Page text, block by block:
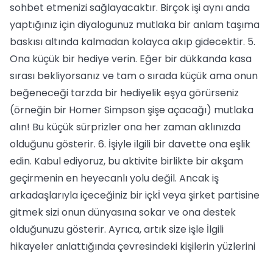
sohbet etmenizi sağlayacaktır. Birçok işi aynı anda
yaptığınız için diyalogunuz mutlaka bir anlam taşıma
baskısı altında kalmadan kolayca akıp gidecektir. 5.
Ona küçük bir hediye verin. Eğer bir dükkanda kasa
sırası bekliyorsanız ve tam o sırada küçük ama onun
beğeneceği tarzda bir hediyelik eşya görürseniz
(örneğin bir Homer Simpson şişe açacağı) mutlaka
alın! Bu küçük sürprizler ona her zaman aklınızda
olduğunu gösterir. 6. İşiyle ilgili bir davette ona eşlik
edin. Kabul ediyoruz, bu aktivite birlikte bir akşam
geçirmenin en heyecanlı yolu değil. Ancak iş
arkadaşlarıyla içeceğiniz bir içkİ veya şirket partisine
gitmek sizi onun dünyasına sokar ve ona destek
olduğunuzu gösterir. Ayrıca, artık size işle İlgili
hikayeler anlattığında çevresindeki kişilerin yüzlerini